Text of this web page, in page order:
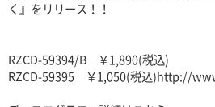
く』をリリース！！
RZCD-59394/B ￥1,890(税込)
RZCD-59395 ￥1,050(税込)http://